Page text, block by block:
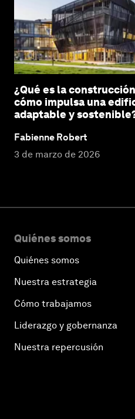
¿Qué es la
cómo impulsa una
adaptable y
Fabienne Robert
3 de marzo de 2026
Quiénes somos
Quiénes somos
Nuestra estrategia
Cómo trabajamos
Liderazgo y gobernanza
Nuestra repercusión